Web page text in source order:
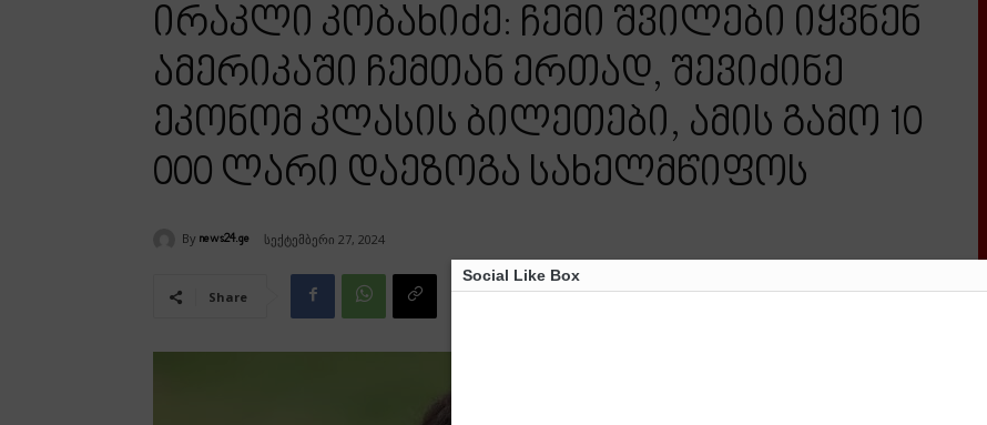
ირაკლი კობახიძე: ჩემი შვილები იყვნენ
ამერიკაში ჩემთან ერთად, შევიძინე
ეკონომ კლასის ბილეთები, ამის გამო 10
000 ლარი დაეზოგა სახელმწიფოს
By news24.ge სექტემბერი 27, 2024
Share
Social Like Box